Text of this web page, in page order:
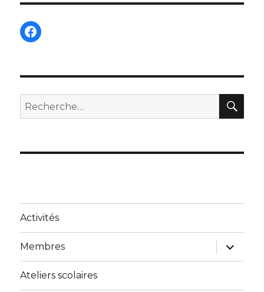
Facebook
Recherche
pour :
Activités
Membres
ouvrir
le
sous-
Ateliers scolaires